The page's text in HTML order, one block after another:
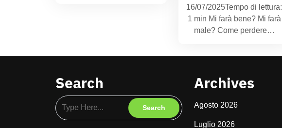
16/07/2025Tempo di lettura:
1 min Mi farà bene? Mi farà
male? Come perdere…
Search Archives
Agosto 2026
Luglio 2026